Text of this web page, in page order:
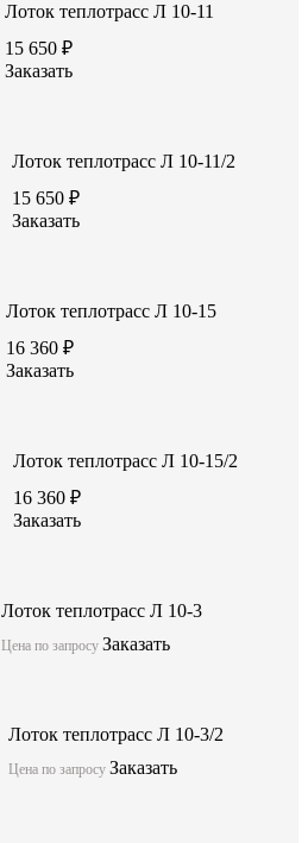
Лоток теплотрасс Л 10-11
15 650 ₽
Заказать
Лоток теплотрасс Л 10-11/2
15 650 ₽
Заказать
Лоток теплотрасс Л 10-15
16 360 ₽
Заказать
Лоток теплотрасс Л 10-15/2
16 360 ₽
Заказать
Лоток теплотрасс Л 10-3
Цена по запросу Заказать
Лоток теплотрасс Л 10-3/2
Цена по запросу Заказать